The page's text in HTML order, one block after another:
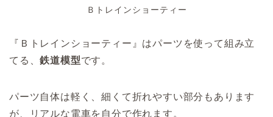
Ｂトレインショーティー
『Ｂトレインショーティー』はパーツを使って組み立
てる、鉄道模型です。
パーツ自体は軽く、細くて折れやすい部分もあります
が、リアルな電車を自分で作れます。